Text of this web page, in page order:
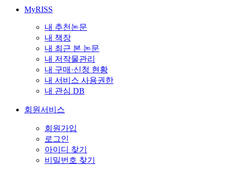
MyRISS
내 추천논문
내 책장
내 최근 본 논문
내 저작물관리
내 구매·신청 현황
내 서비스 사용권한
내 관심 DB
회원서비스
회원가입
로그인
아이디 찾기
비밀번호 찾기